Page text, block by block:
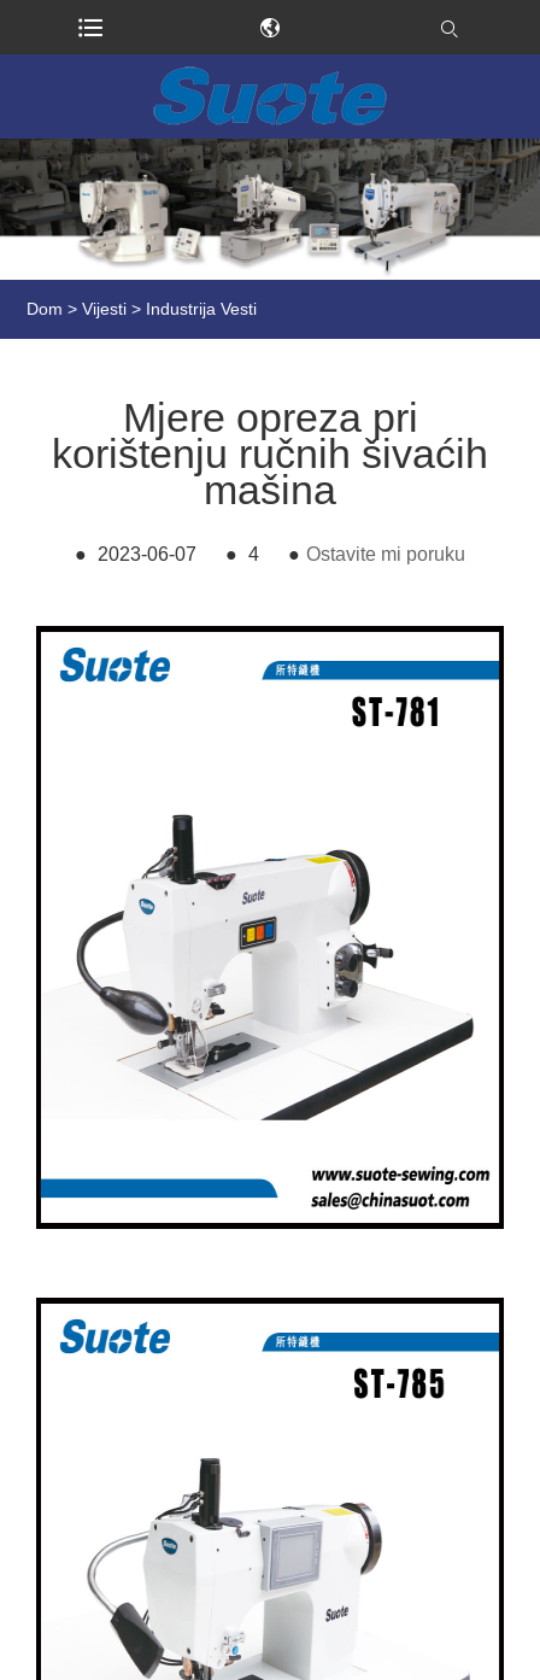
Dom > Vijesti > Industrija Vesti
Mjere opreza pri
korištenju ručnih šivaćih
mašina
● 2023-06-07 ● 4 ● Ostavite mi poruku